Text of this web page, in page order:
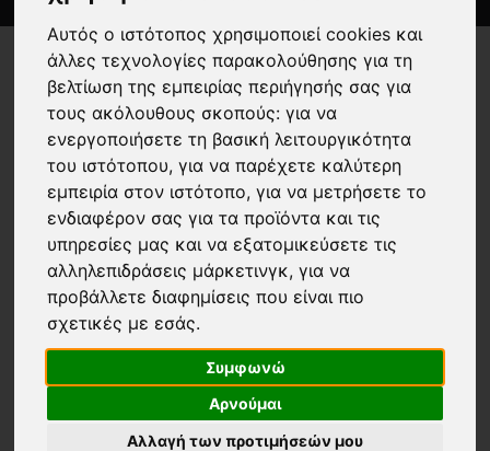
Αυτός ο ιστότοπος χρησιμοποιεί cookies και
άλλες τεχνολογίες παρακολούθησης για τη
βελτίωση της εμπειρίας περιήγησής σας για
τους ακόλουθους σκοπούς:για να
ενεργοποιήσετε τη βασική λειτουργικότητα
του ιστότοπου,για να παρέχετε καλύτερη
εμπειρία στον ιστότοπο,για να μετρήσετε το
ενδιαφέρον σας για τα προϊόντα και τις
υπηρεσίες μας και να εξατομικεύσετε τις
αλληλεπιδράσεις μάρκετινγκ,για να
προβάλλετε διαφημίσεις που είναι πιο
σχετικές με εσάς.
Συμφωνώ
Αρνούμαι
Αλλαγή των προτιμήσεών μου